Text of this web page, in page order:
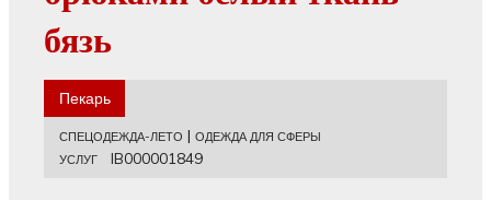
бязь
Пекарь
СПЕЦОДЕЖДА-ЛЕТО | ОДЕЖДА ДЛЯ СФЕРЫ
УСЛУГIB000001849